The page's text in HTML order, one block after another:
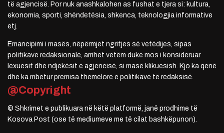
të agjencisë. Por nuk anashkalohen as fushat e tjera si: kultura,
ekonomia, sporti, shëndetësia, shkenca, teknologjia informative
etj.
Emancipimi i masës, nëpërmjet ngritjes së vetëdijes, sipas
politikave redaksionale, arrihet vetëm duke mos i konsideruar
lexuesit dhe ndjekësit e agjencisë, si masë klikuesish. Kjo ka qenë
dhe ka mbetur premisa themelore e politikave të redaksisë.
@Copyright
© Shkrimet e publikuara në këtë platformë, janë prodhime të
Kosova Post (ose të mediumeve me të cilat bashkëpunon).